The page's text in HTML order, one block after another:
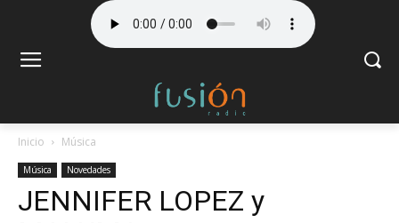
Inicio Música
Música Novedades
JENNIFER LOPEZ y